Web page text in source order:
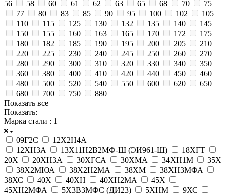
56 58 60 61 62 63 65 68 70
75
77
80 83 85 90 95 100 102
105
110
115 125 130 132 135 140
145
150
155 160 163 165 170 172
175
180
182 185 190 195 200 205
210
220
225 230 240 245 250 260
270
280
290 300 310 320 330 340
350
360
380 400 410 420 440 450
460
480
500 520 540 550 600 620
650
680
700 750
880
Показать все
Показать:
Марка стали : 1
09Г2С
12Х2Н4А
12ХН3А
13Х11Н2В2МФ-Ш (ЭИ961-Ш)
18ХГТ
20Х
20ХН3А 30ХГСА 30ХМА 34ХН1М
35Х
38Х2МЮА
38Х2Н2МА 38ХМ
38ХН3МФА
38ХС
40Х 40ХН 40ХН2МА
45Х
45ХН2МФА
5Х3В3МФС (ДИ23) 5ХНМ
9ХС